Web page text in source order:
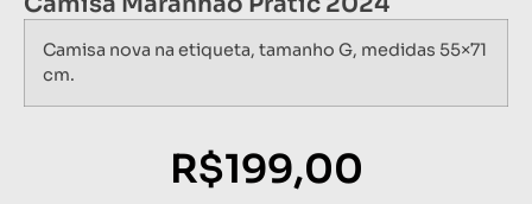
Camisa nova na etiqueta, tamanho G, medidas 55×71
cm.
R$199,00